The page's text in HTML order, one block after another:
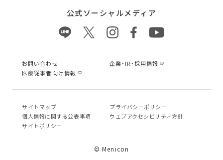
公式ソーシャルメディア
お問い合わせ
企業・IR・採用情報
医療従事者向け情報
サイトマップ
プライバシーポリシー
個⼈情報に関する公表事項
ウェブアクセシビリティ方針
サイトポリシー
© Menicon